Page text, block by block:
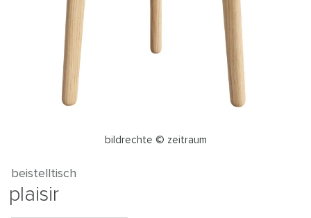
bildrechte © zeitraum
beistelltisch
plaisir